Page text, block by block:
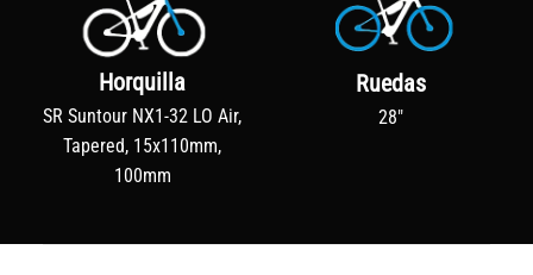
Horquilla
SR Suntour NX1-32 LO Air,
Tapered, 15x110mm,
100mm
Ruedas
28"